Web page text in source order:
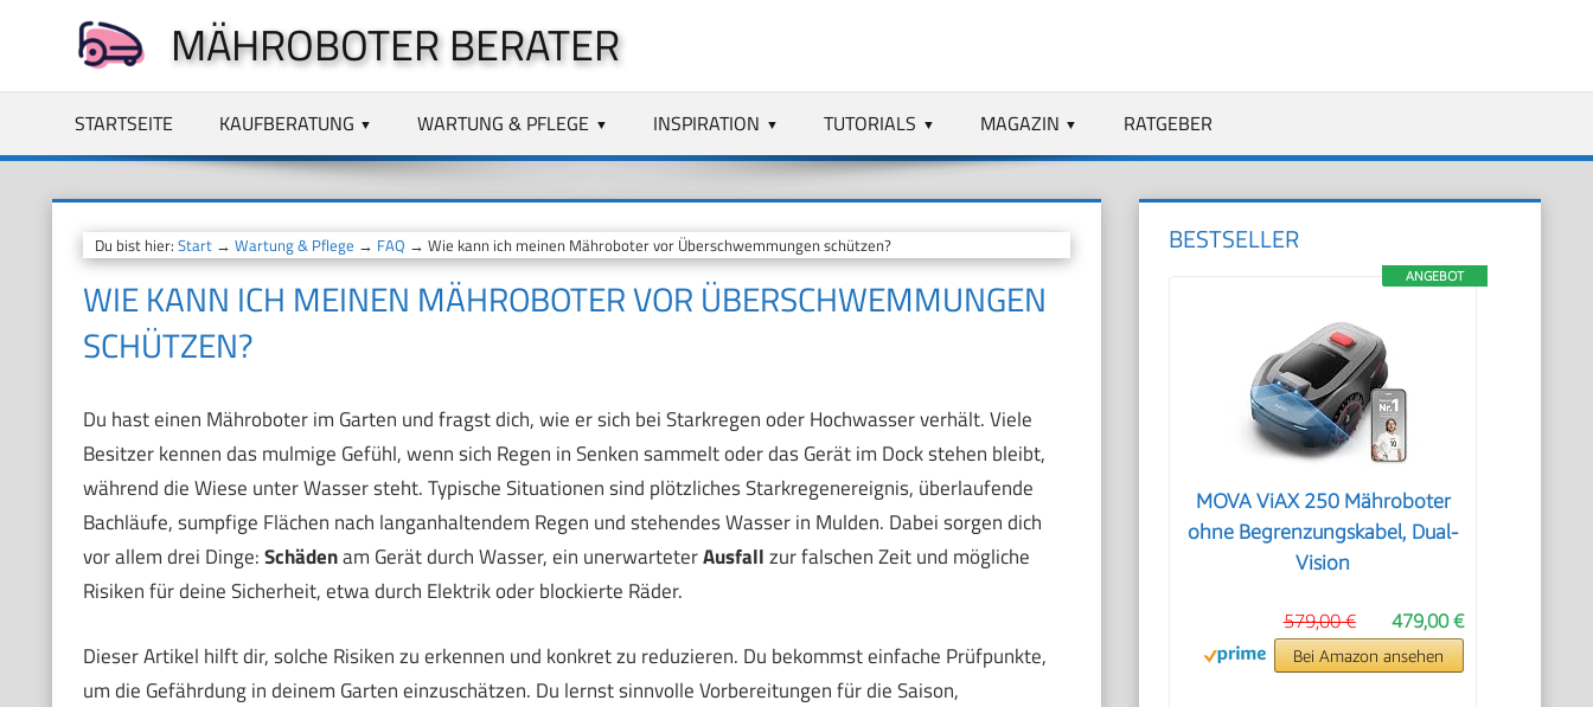
springen
MÄHROBOTER BERATER
STARTSEITE KAUFBERATUNG WARTUNG & PFLEGE INSPIRATION TUTORIALS MAGAZIN RATGEBER
Du bist hier: Start→ Wartung & Pflege → FAQ → Wie kann ich meinen Mähroboter vor Überschwemmungen schützen?
WIE KANN ICH MEINEN MÄHROBOTER VOR ÜBERSCHWEMMUNGEN
SCHÜTZEN?
Du hast einen Mähroboter im Garten und fragst dich, wie er sich bei Starkregen oder Hochwasser verhält. Viele
Besitzer kennen das mulmige Gefühl, wenn sich Regen in Senken sammelt oder das Gerät im Dock stehen bleibt,
während die Wiese unter Wasser steht. Typische Situationen sind plötzliches Starkregenereignis, überlaufende
Bachläufe, sumpfige Flächen nach langanhaltendem Regen und stehendes Wasser in Mulden. Dabei sorgen dich
vor allem drei Dinge:Schädenam Gerät durch Wasser, ein unerwarteterAusfallzur falschen Zeit und mögliche
Risiken für deine Sicherheit, etwa durch Elektrik oder blockierte Räder.
Dieser Artikel hilft dir, solche Risiken zu erkennen und konkret zu reduzieren. Du bekommst einfache Prüfpunkte,
um die Gefährdung in deinem Garten einzuschätzen. Du lernst sinnvolle Vorbereitungen für die Saison,
BESTSELLER
ANGEBOT
MOVA ViAX 250 Mähroboter
ohne Begrenzungskabel, Dual-
Vision
479,00 €
579,00 €
Bei Amazon ansehen